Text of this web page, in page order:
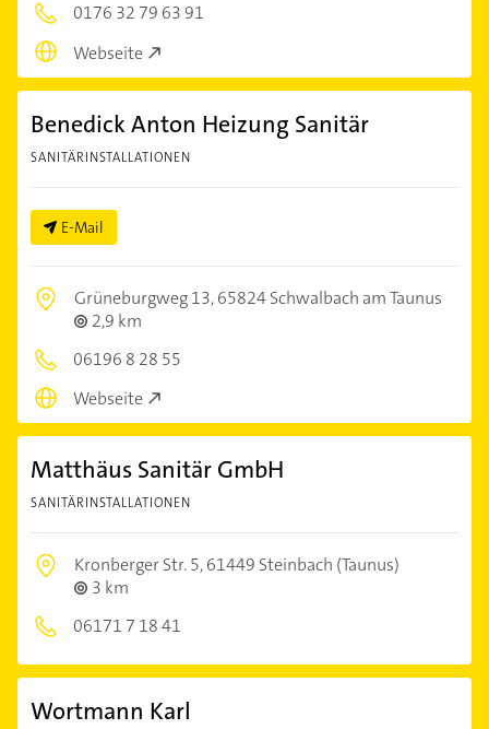
0176 32 79 63 91
Webseite
Benedick Anton Heizung Sanitär
SANITÄRINSTALLATIONEN
E-Mail
Grüneburgweg 13,65824 Schwalbach am Taunus
2,9 km
06196 8 28 55
Webseite
Matthäus Sanitär GmbH
SANITÄRINSTALLATIONEN
Kronberger Str. 5,61449 Steinbach (Taunus)
3 km
06171 7 18 41
Wortmann Karl